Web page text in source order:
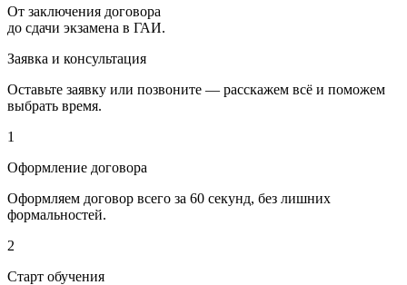
От заключения договора
до сдачи экзамена в ГАИ.
Заявка и консультация
Оставьте заявку или позвоните — расскажем всё и поможем
выбрать время.
1
Оформление договора
Оформляем договор всего за 60 секунд, без лишних
формальностей.
2
Старт обучения